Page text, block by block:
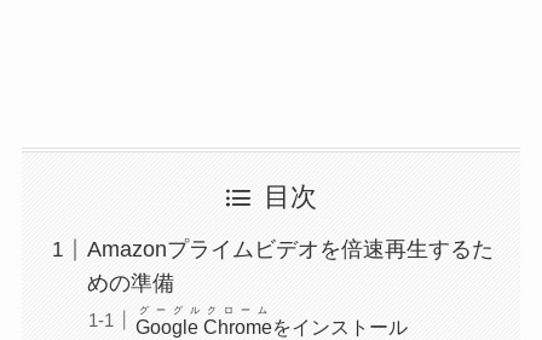
目次
Amazonプライムビデオを倍速再生するた
めの準備
Google Chrome
グーグルクローム
をインストール